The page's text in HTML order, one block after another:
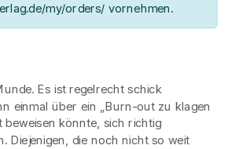
my/orders/ vornehmen.
Es ist regelrecht schick
einmal über ein „Burn-out zu klagen
beweisen könnte, sich richtig
Diejenigen, die noch nicht so weit